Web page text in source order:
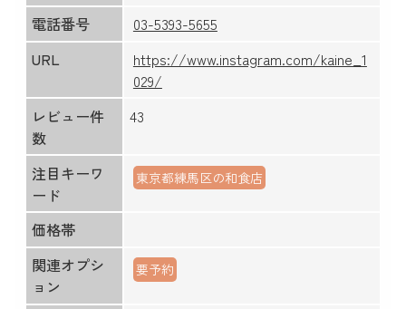
電話番号
03-5393-5655
URL
https://www.instagram.com/kaine_1
029/
レビュー件
数
43
注目キーワ
ード
東京都練馬区の和食店
価格帯
関連オプシ
ョン
要予約